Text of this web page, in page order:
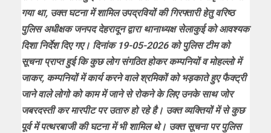
गया था, उक्त घटना में शामिल उपद्रवियों की गिरफ्तारी हेतु वरिष्ठ
पुलिस अधीक्षक जनपद देहरादून द्वारा थानाध्यक्ष सेलाकुई को आवश्यक
दिशा निर्देश दिए गए। दिनांक 19-05-2026 को पुलिस टीम को
सूचना प्राप्त हुई कि कुछ लोग संगठित होकर कम्पनियों व मोहल्लो में
जाकर, कम्पनियों में कार्य करने वाले श्रमिकों को भड़काते हुए फैक्ट्री
जाने वाले लोगो को काम में जाने से रोकने के लिए उनके साथ जोर
जबरदस्ती कर मारपीट पर उतारु हो रहे है। उक्त व्यक्तियों में से कुछ
पूर्व में पत्थरबाजी की घटना में भी शामिल थे। उक्त सूचना पर पुलिस